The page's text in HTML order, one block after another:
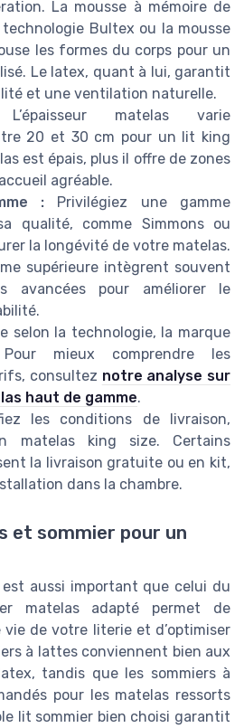
La mousse à mémoire de
Bultex ou la mousse
les formes du corps pour un
Le latex, quant à lui, garantit
et une ventilation naturelle.
matelas varie
20 et 30 cm pour un lit king
est épais, plus il offre de zones
agréable.
: Privilégiez une gamme
qualité, comme Simmons ou
la longévité de votre matelas.
supérieure intègrent souvent
avancées pour améliorer le
selon la technologie, la marque
Pour mieux comprendre les
consultez notre analyse sur
haut de gamme.
les conditions de livraison,
matelas king size. Certains
la livraison gratuite ou en kit,
dans la chambre.
et sommier pour un
aussi important que celui du
matelas adapté permet de
de votre literie et d’optimiser
à lattes conviennent bien aux
tandis que les sommiers à
pour les matelas ressorts
lit sommier bien choisi garantit